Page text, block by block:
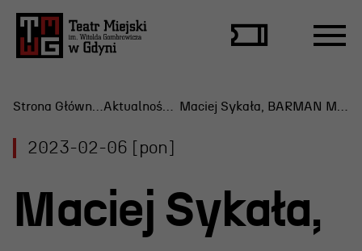
Scena Letnia
Aktualne spektakle
2023-02-06 [pon]
Maciej Sykała,